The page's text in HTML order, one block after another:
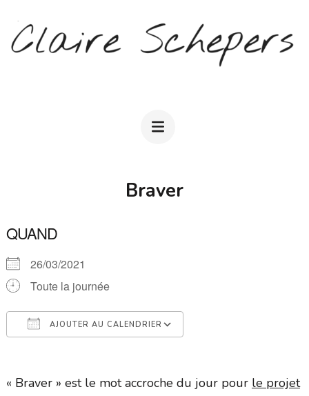
contenu
Braver
QUAND
26/03/2021
Toute la journée
AJOUTER AU CALENDRIER
« Braver » est le mot accroche du jour pour le projet